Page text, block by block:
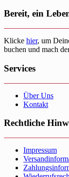
Bereit, ein
Klicke hier, um
buchen und mach
Services
Über Uns
Kontakt
Rechtliche
Impressum